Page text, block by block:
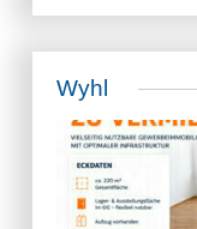
Wyhl